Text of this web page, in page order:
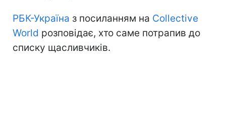
РБК-Україна з посиланням на Collective
World розповідає, хто саме потрапив до
списку щасливчиків.